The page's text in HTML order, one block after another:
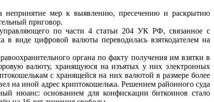
непринятие мер к выявлению, пресечению и раскрытию
приговор.
по части 4 статьи 204 УК РФ, связанное с
в виде цифровой валюты переводилась взяткодателем на
органа по факту получения им взятки в
валюту, хранящуюся на изъятых у них электронных
с хранящейся на них валютой в размере более
на иной адрес криптокошелька. Решением районного суда
нюанс: основанием для конфискациибиткоинов стало